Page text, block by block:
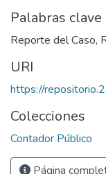
Palabras clave
Reporte del Caso,
URI
https://
Colecciones
Contador Público
Página